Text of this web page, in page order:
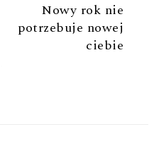
Nowy rok nie
potrzebuje nowej
ciebie